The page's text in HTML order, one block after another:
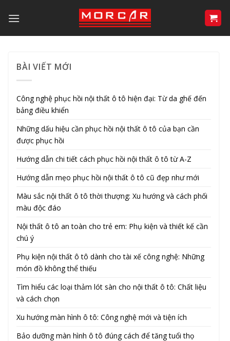
qua
nội
BÀI VIẾT MỚI
Công nghệ phục hồi nội thất ô tô hiện đại: Từ da ghế đến
bảng điều khiển
Những dấu hiệu cần phục hồi nội thất ô tô của bạn cần
được phục hồi
Hướng dẫn chi tiết cách phục hồi nội thất ô tô từ A-Z
Hướng dẫn mẹo phục hồi nội thất ô tô cũ đẹp như mới
Màu sắc nội thất ô tô thời thượng: Xu hướng và cách phối
màu độc đáo
Nội thất ô tô an toàn cho trẻ em: Phụ kiện và thiết kế cần
chú ý
Phụ kiện nội thất ô tô dành cho tài xế công nghệ: Những
món đồ không thể thiếu
Tìm hiểu các loại thảm lót sàn cho nội thất ô tô: Chất liệu
và cách chọn
Xu hướng màn hình ô tô: Công nghệ mới và tiện ích
Bảo dưỡng màn hình ô tô đúng cách để tăng tuổi thọ